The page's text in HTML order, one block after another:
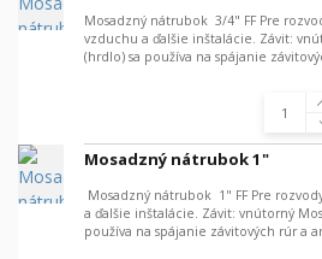
Mosadzný nátrubok 3/4" FF Pre
vzduchu a ďalšie inštalácie. Závit:
(hrdlo) sa používa na spájanie
Mosadzný nátrubok 1"
Mosadzný nátrubok 1" FF Pre
a ďalšie inštalácie. Závit: vnútorný
používa na spájanie závitových rúr a